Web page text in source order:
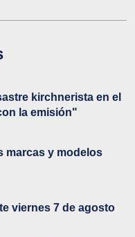
kirchnerista en el
la emisión"
marcas y modelos
viernes 7 de agosto